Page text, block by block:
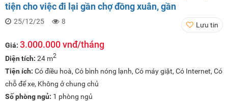
tiện cho việc đi lại gần chợ đồng xuân, gần
25/12/25 8 Lưu tin
Giá: 3.000.000 vnđ/tháng
Diện tích: 24 m2
Tiện ích: Có điều hoà, Có bình nóng lạnh, Có máy giặt, Có Internet, Có
chỗ để xe, Không ở chung chủ
Số phòng ngủ: 1 phòng ngủ